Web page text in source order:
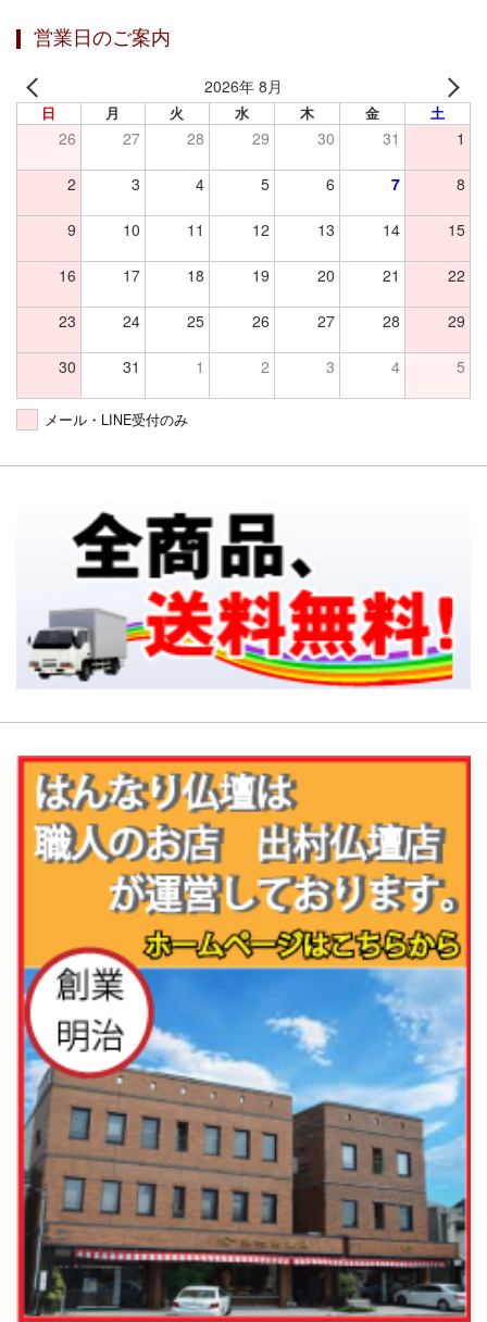
営業日のご案内
2026年 8月
日 月 火 水 木 金 土
26 27 28 29 30 31 1
2 3 4 5 6 7 8
9 10 11 12 13 14 15
16 17 18 19 20 21 22
23 24 25 26 27 28 29
30 31 1 2 3 4 5
メール・LINE受付のみ